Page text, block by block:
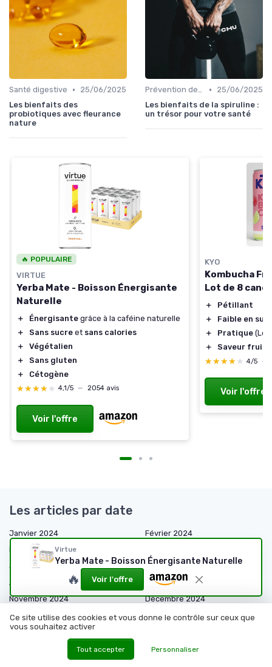
Santé digestive •
25/06/2025
Les bienfaits des
probiotiques avec fleurance
nature
Prévention des maladies •
25/06/2025
Les bienfaits de la spiruline :
un trésor pour votre santé
🔥 POPULAIRE
VIRTUE
Yerba Mate - Boisson Énergisante
Naturelle
＋ Énergisante grâce à la caféine naturelle
＋
Sans sucre et sans calories
＋
Végétalien
＋
Sans gluten
＋
Cétogène
★★★★★
★★★★★ 4,1/5 — 2054 avis
Voir l'offre
KYO
Kombucha
Lot de 8
＋
Pétillant
＋
Faible en
＋
Pratique (Lot
＋
Saveur
★★★★★
★★★★★ 4/5 —
Voir l'offre
Virtue
Yerba Mate - Boisson Énergisante Naturelle
🔥 Voir l'offre
Les articles par date
Janvier 2024
Février 2024
Mars 2024
Juin 2024
Juillet 2024
Août 2024
Septembre 2024
Novembre 2024
Décembre 2024
Janvier 2025
Mars 2025
Avril 2025
Juillet 2025
Ce site utilise des cookies et vous donne le contrôle sur ceux que
vous souhaitez activer
Tout accepter Personnaliser